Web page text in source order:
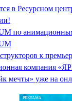
в Ресурсном
по
к
компания
мечты» уже на
РЕКЛАМА